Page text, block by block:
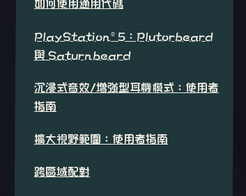
PlayStation®5：Plutorbeard
與 Saturnbeard
沉浸式音效/增強型耳機模式：使用者
指南
擴大視野範圍：使用者指南
跨區域配對